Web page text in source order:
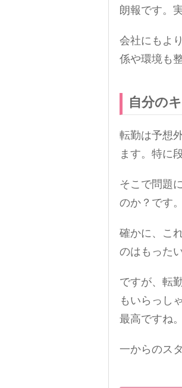
朗報です。
会社にもよ
係や環境も
自分の
転勤は予想
ます。特に
そこで問題
のか？です。
確かに、こ
のはもった
ですが、転
もいらっし
最高ですね。
一からのス